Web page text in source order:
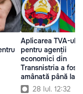
Aplicarea TVA-ului
pentru agenții
economici din
Transnistria a fost
amânată până la 1
septembrie
28 Iul. 12:32